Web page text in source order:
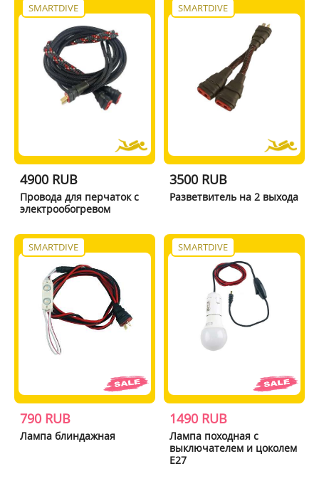
SMARTDIVE
4900 RUB
Провода для перчаток с
электрообогревом
SMARTDIVE
3500 RUB
Разветвитель на 2 выхода
SMARTDIVE
790 RUB
Лампа блиндажная
SMARTDIVE
1490 RUB
Лампа походная с
выключателем и цоколем
E27